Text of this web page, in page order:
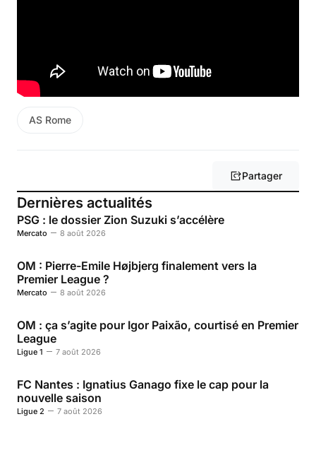
AS Rome
Partager
Dernières actualités
PSG : le dossier Zion Suzuki s’accélère
Mercato 8 août 2026
OM : Pierre-Emile Højbjerg finalement vers la
Premier League ?
Mercato 8 août 2026
OM : ça s’agite pour Igor Paixão, courtisé en Premier
League
Ligue 1 7 août 2026
FC Nantes : Ignatius Ganago fixe le cap pour la
nouvelle saison
Ligue 2 7 août 2026